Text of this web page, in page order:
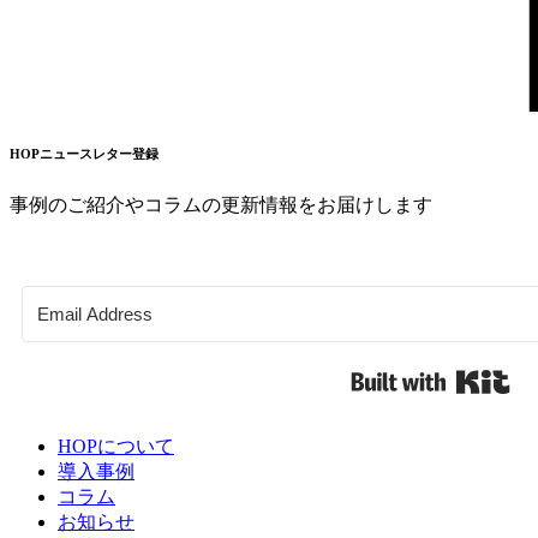
HOPニュースレター登録
事例のご紹介やコラムの更新情報をお届けします
HOPについて
導入事例
コラム
お知らせ